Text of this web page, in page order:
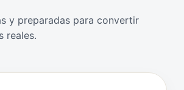
y preparadas para convertir
reales.